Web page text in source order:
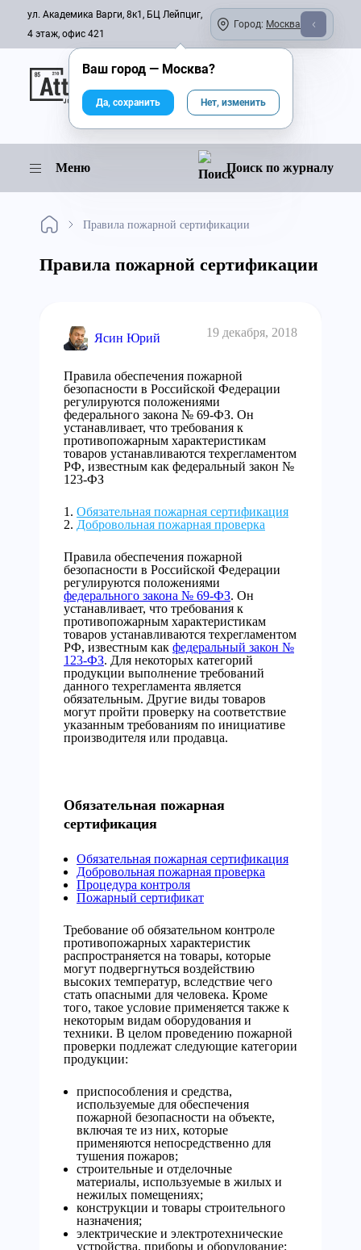
ул. Академика Варги, 8к1, БЦ Лейпциг,
4 этаж, офис 421
Город: Москва
Онлайн-журнал
Меню Поиск по журналу
Правила пожарной сертификации
Правила пожарной сертификации
Ясин Юрий 19 декабря, 2018
Правила обеспечения пожарной
безопасности в Российской Федерации
регулируются положениями
федерального закона № 69-ФЗ. Он
устанавливает, что требования к
противопожарным характеристикам
товаров устанавливаются техрегламентом
РФ, известным как федеральный закон №
123-ФЗ
Обязательная пожарная сертификация
Добровольная пожарная проверка
Правила обеспечения пожарной
безопасности в Российской Федерации
регулируются положениями
федерального закона № 69-ФЗ. Он
устанавливает, что требования к
противопожарным характеристикам
товаров устанавливаются техрегламентом
РФ, известным как федеральный закон №
123-ФЗ. Для некоторых категорий
продукции выполнение требований
данного техрегламента является
обязательным. Другие виды товаров
могут пройти проверку на соответствие
указанным требованиям по инициативе
производителя или продавца.
Обязательная пожарная
сертификация
Обязательная пожарная сертификация
Добровольная пожарная проверка
Процедура контроля
Пожарный сертификат
Требование об обязательном контроле
противопожарных характеристик
распространяется на товары, которые
могут подвергнуться воздействию
высоких температур, вследствие чего
стать опасными для человека. Кроме
того, такое условие применяется также к
некоторым видам оборудования и
техники. В целом проведению пожарной
проверки подлежат следующие категории
продукции:
приспособления и средства,
используемые для обеспечения
пожарной безопасности на объекте,
включая те из них, которые
применяются непосредственно для
тушения пожаров;
строительные и отделочные
материалы, используемые в жилых и
нежилых помещениях;
конструкции и товары строительного
назначения;
электрические и электротехнические
устройства, приборы и оборудование;
Ваш город — Москва?
Да, сохранить Нет, изменить